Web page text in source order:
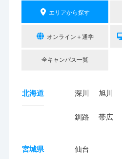
エリアから探す
オンライン＋通学
全キャンパス一覧
北海道 深川 旭川
釧路 帯広
宮城県 仙台